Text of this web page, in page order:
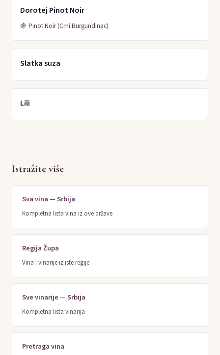
Dorotej Pinot Noir
🍇 Pinot Noir (Crni Burgundinac)
Slatka suza
Lili
Istražite više
Sva vina — Srbija
Kompletna lista vina iz ove države
Regija Župa
Vina i vinarije iz iste regije
Sve vinarije — Srbija
Kompletna lista vinarija
Pretraga vina